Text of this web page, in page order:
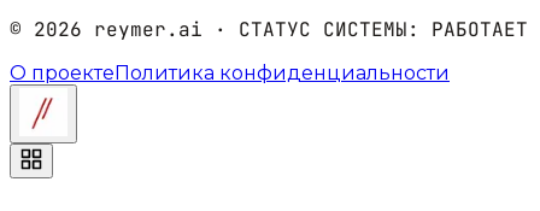
© 2026 reymer.ai · СТАТУС СИСТЕМЫ: РАБОТАЕТ
О проекте Политика конфиденциальности